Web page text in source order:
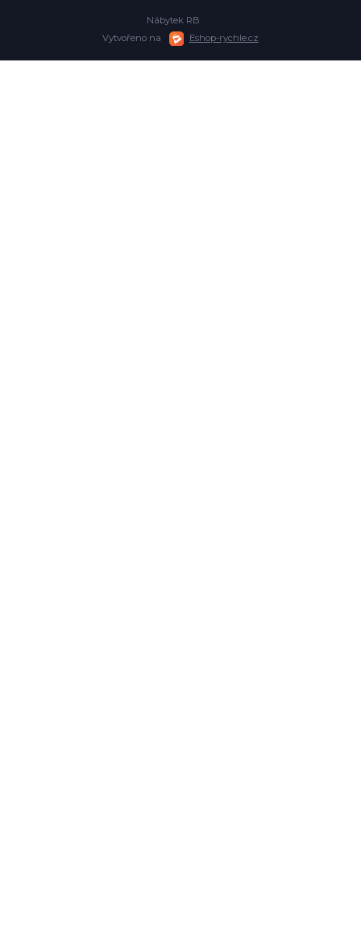
Nábytek RB
Vytvořeno na
Eshop-rychle.cz